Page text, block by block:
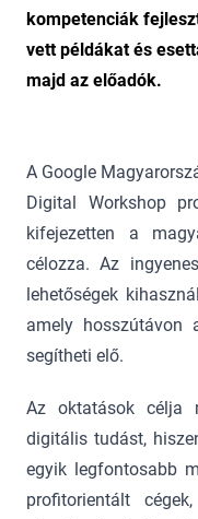
kompetenciák
vett példákat és
majd az előadók.
A Google
Digital Workshop
kifejezetten a
célozza. Az
lehetőségek
amely hosszútávon
segítheti elő.
Az oktatások célja
digitális tudást,
egyik legfontosabb
profitorientált